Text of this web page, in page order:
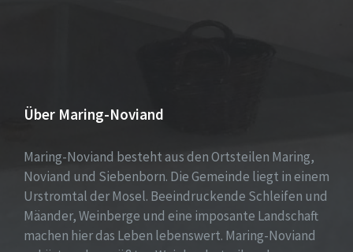
Über Maring-Noviand
Maring-Noviand besteht aus den Ortsteilen Maring,
Noviand und Siebenborn. Die Gemeinde liegt in einem
Urstromtal der Mosel. Beeindruckende Schleifen und
Mäander, Weinberge und eine imposante Landschaft
machen hier das Leben lebenswert. Maring-Noviand